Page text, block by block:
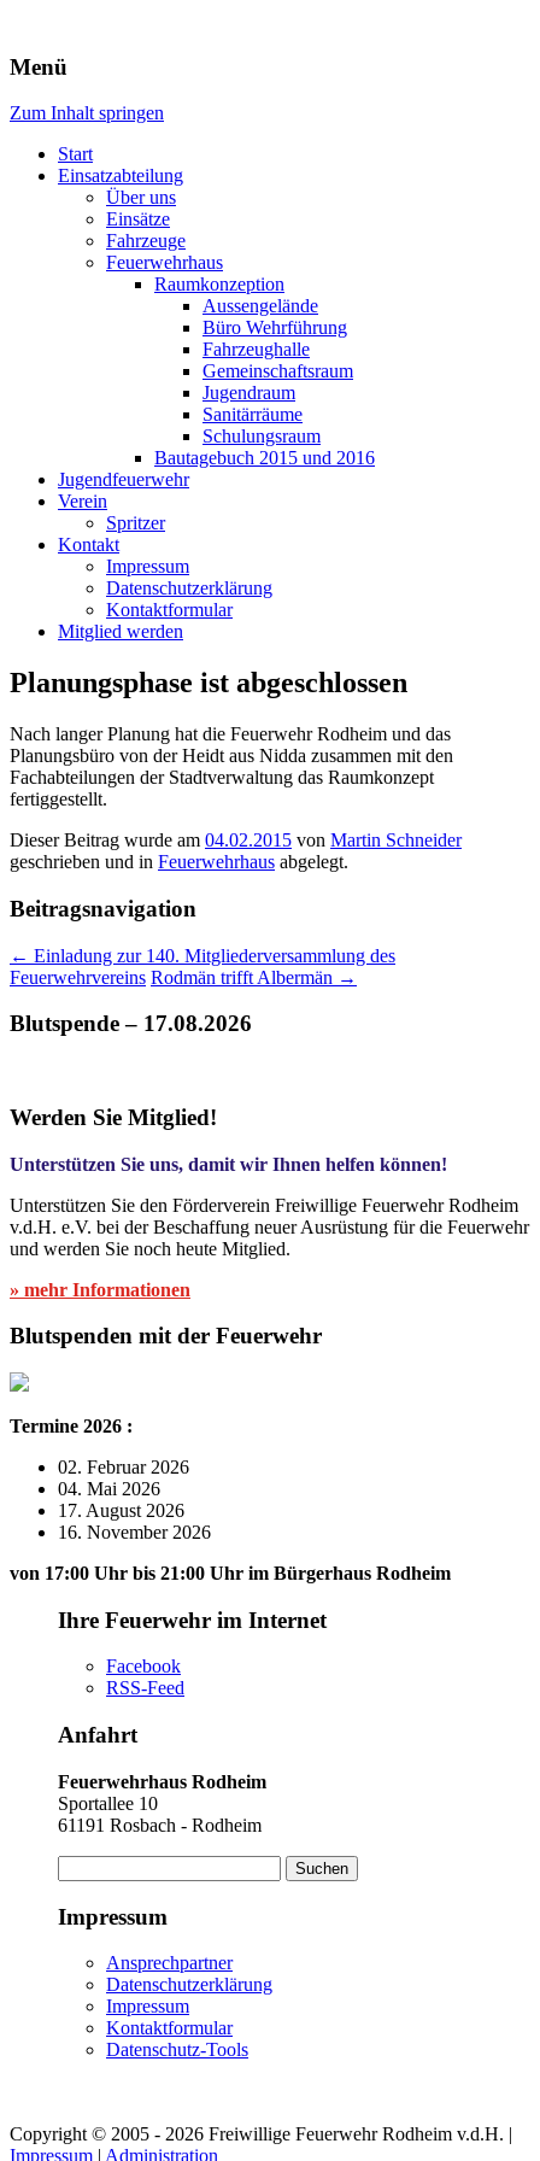
Freiwillige Feuerwehr Rodheim
v.d.H.
Menü
Zum Inhalt springen
Start
Einsatzabteilung
Über uns
Einsätze
Fahrzeuge
Feuerwehrhaus
Raumkonzeption
Aussengelände
Büro Wehrführung
Fahrzeughalle
Gemeinschaftsraum
Jugendraum
Sanitärräume
Schulungsraum
Bautagebuch 2015 und 2016
Jugendfeuerwehr
Verein
Spritzer
Kontakt
Impressum
Datenschutzerklärung
Kontaktformular
Mitglied werden
Planungsphase ist abgeschlossen
Nach langer Planung hat die Feuerwehr Rodheim und das
Planungsbüro von der Heidt aus Nidda zusammen mit den
Fachabteilungen der Stadtverwaltung das Raumkonzept
fertiggestellt.
Dieser Beitrag wurde am 04.02.2015 von Martin Schneider
geschrieben und in Feuerwehrhaus abgelegt.
Beitragsnavigation
← Einladung zur 140. Mitgliederversammlung des
Feuerwehrvereins Rodmän trifft Albermän →
Blutspende – 17.08.2026
Werden Sie Mitglied!
Unterstützen Sie uns, damit wir Ihnen helfen können!
Unterstützen Sie den Förderverein Freiwillige Feuerwehr Rodheim
v.d.H. e.V. bei der Beschaffung neuer Ausrüstung für die Feuerwehr
und werden Sie noch heute Mitglied.
» mehr Informationen
Blutspenden mit der Feuerwehr
Termine 2026 :
02. Februar 2026
04. Mai 2026
17. August 2026
16. November 2026
von 17:00 Uhr bis 21:00 Uhr im Bürgerhaus Rodheim
Ihre Feuerwehr im Internet
Facebook
RSS-Feed
Anfahrt
Feuerwehrhaus Rodheim
Sportallee 10
61191 Rosbach - Rodheim
nach:
Impressum
Ansprechpartner
Datenschutzerklärung
Impressum
Kontaktformular
Datenschutz-Tools
Copyright © 2005 - 2026 Freiwillige Feuerwehr Rodheim v.d.H. |
Impressum | Administration